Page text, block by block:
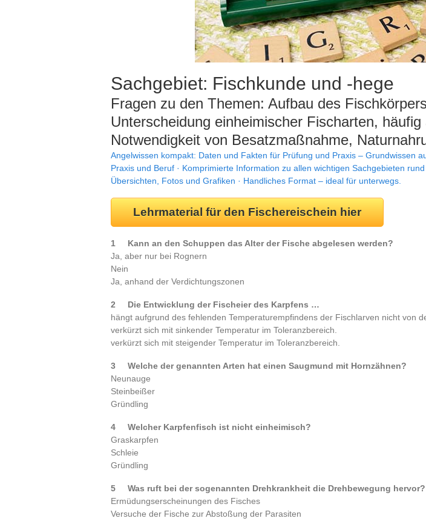
Sachgebiet: Fischkunde und -hege
Fragen zu den Themen: Aufbau des
Unterscheidung einheimischer Fischarten,
Notwendigkeit von Besatzmaßnahme,
Angelwissen kompakt: Daten und Fakten für Prüfung und Praxis – Grundwissen
Praxis und Beruf · Komprimierte Information zu allen wichtigen Sachgebieten
Übersichten, Fotos und Grafiken · Handliches Format – ideal für unterwegs.
Lehrmaterial für den Fischereischein hier
1 Kann an den Schuppen das Alter der Fische abgelesen werden?
Ja, aber nur bei Rognern
Nein
Ja, anhand der Verdichtungszonen
2 Die Entwicklung der Fischeier des Karpfens …
hängt aufgrund des fehlenden Temperaturempfindens der Fischlarven nicht von
verkürzt sich mit sinkender Temperatur im Toleranzbereich.
verkürzt sich mit steigender Temperatur im Toleranzbereich.
3 Welche der genannten Arten hat einen Saugmund mit Hornzähnen?
Neunauge
Steinbeißer
Gründling
4 Welcher Karpfenfisch ist nicht einheimisch?
Graskarpfen
Schleie
Gründling
5 Was ruft bei der sogenannten Drehkrankheit die Drehbewegung hervor?
Ermüdungserscheinungen des Fisches
Versuche der Fische zur Abstoßung der Parasiten